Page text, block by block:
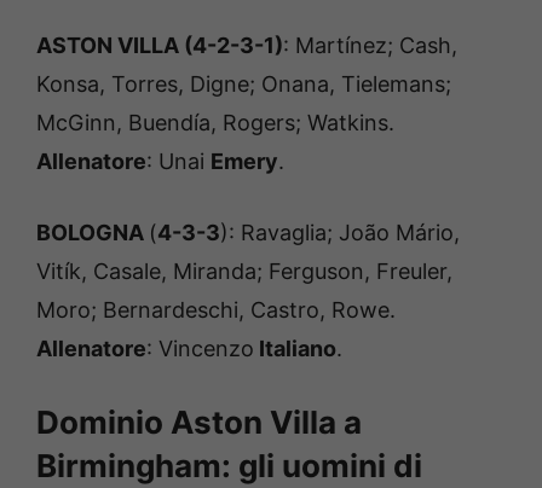
ASTON VILLA (4-2-3-1): Martínez; Cash,
Konsa, Torres, Digne; Onana, Tielemans;
McGinn, Buendía, Rogers; Watkins.
Allenatore: Unai Emery.
BOLOGNA (4-3-3): Ravaglia; João Mário,
Vitík, Casale, Miranda; Ferguson, Freuler,
Moro; Bernardeschi, Castro, Rowe.
Allenatore: Vincenzo Italiano.
Dominio Aston Villa a
Birmingham: gli uomini di